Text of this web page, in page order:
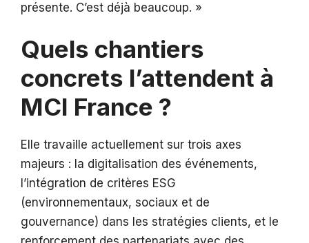
présente. C’est déjà beaucoup. »
Quels chantiers
concrets l’attendent à
MCI France ?
Elle travaille actuellement sur trois axes
majeurs : la digitalisation des événements,
l’intégration de critères ESG
(environnementaux, sociaux et de
gouvernance) dans les stratégies clients, et le